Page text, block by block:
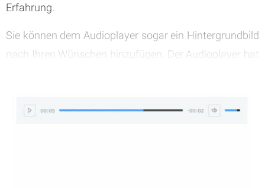
Erfahrung.
Sie können dem Audioplayer sogar ein Hintergrundbild
nach Ihren Wünschen hinzufügen. Der Audioplayer hat
einen auf Minimalismus aufgebauten Audio-Player